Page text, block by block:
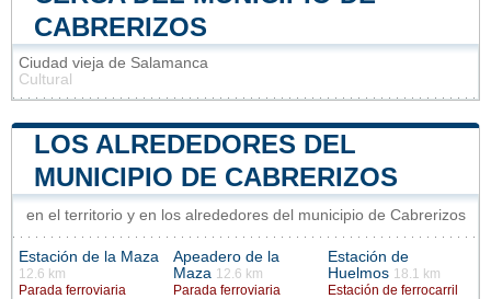
CABRERIZOS
Ciudad vieja de Salamanca
Cultural
LOS ALREDEDORES DEL
MUNICIPIO DE CABRERIZOS
en el territorio y en los alrededores del municipio de Cabrerizos
Estación de la Maza
12.6 km
Parada ferroviaria
Apeadero de la
Maza 12.6 km
Parada ferroviaria
Estación de
Huelmos 18.1 km
Estación de ferrocarril